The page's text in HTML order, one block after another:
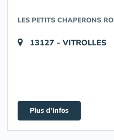
LES PETITS CHAPERONS
13127 - VITROLLES
Plus d'infos